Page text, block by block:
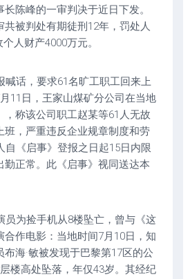
陈峰的一审判决于近日下发。
共被判处有期徒刑12年，罚处人
人财产4000万元。
喊话，要求61名旷工职工回来上
11日，王家山煤矿分公司在当地
，称该公司职工赵某等61人无故
班，严重违反企业规章制度和劳
自《启事》登报之日起15日内限
勤正常。此《启事》视同送达本
员为捡手机从8楼坠亡，曾与《这
合作电影：当地时间7月10日，知
海·敏被发现于巴黎第17区的公
楼高处坠落，年仅43岁。其经纪